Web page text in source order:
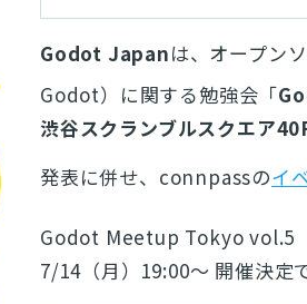
Godot Japanは、オープン
Godot）に関する勉強会「
渋谷スクランブルスクエア
発表に併せ、connpassのイ
Godot Meetup Tokyo vol.5
7/14（月）19:00〜 開催決定